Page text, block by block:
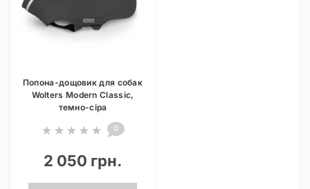
Попона-дощовик для собак
Wolters Modern Classic,
темно-сіра
0
2 050 грн.